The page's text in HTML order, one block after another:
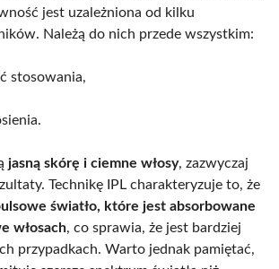
jest uzależniona od kilku
Należą do nich przede wszystkim:
stosowania,
jasną skórę i ciemne włosy, zazwyczaj
Technikę IPL charakteryzuje to, że
światło, które jest absorbowane
włosach, co sprawia, że jest bardziej
przypadkach. Warto jednak pamiętać,